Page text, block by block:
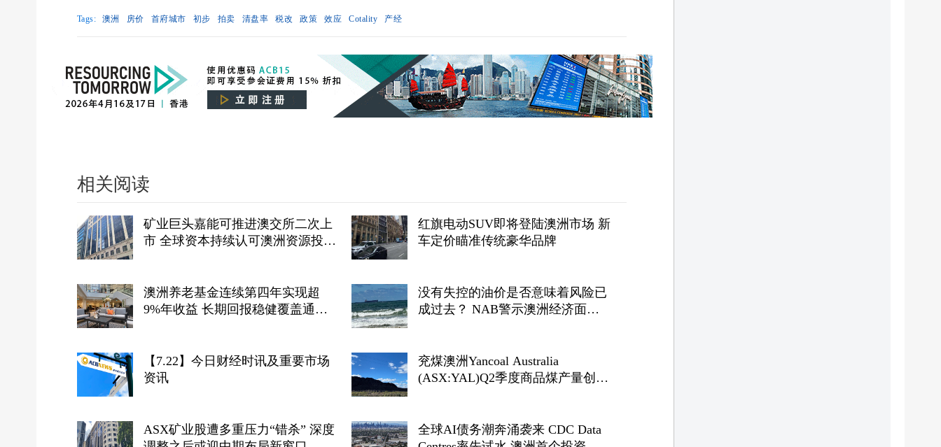
Tags: 澳洲 房价 首府城市 初步 拍卖 清盘率 税改 政策 效应 Cotality 产经
相关阅读
矿业巨头嘉能可推进澳交所二次上
市 全球资本持续认可澳洲资源投资
红旗电动SUV即将登陆澳洲市场 新
车定价瞄准传统豪华品牌
澳洲养老基金连续第四年实现超
9%年收益 长期回报稳健覆盖通胀
没有失控的油价是否意味着风险已
成过去？ NAB警示澳洲经济面
【7.22】今日财经时讯及重要市场
资讯
兖煤澳洲Yancoal Australia
(ASX:YAL)Q2季度商品煤产量创新
望
ASX矿业股遭多重压力“错杀” 深度
全球AI债务潮奔涌袭来 CDC Data